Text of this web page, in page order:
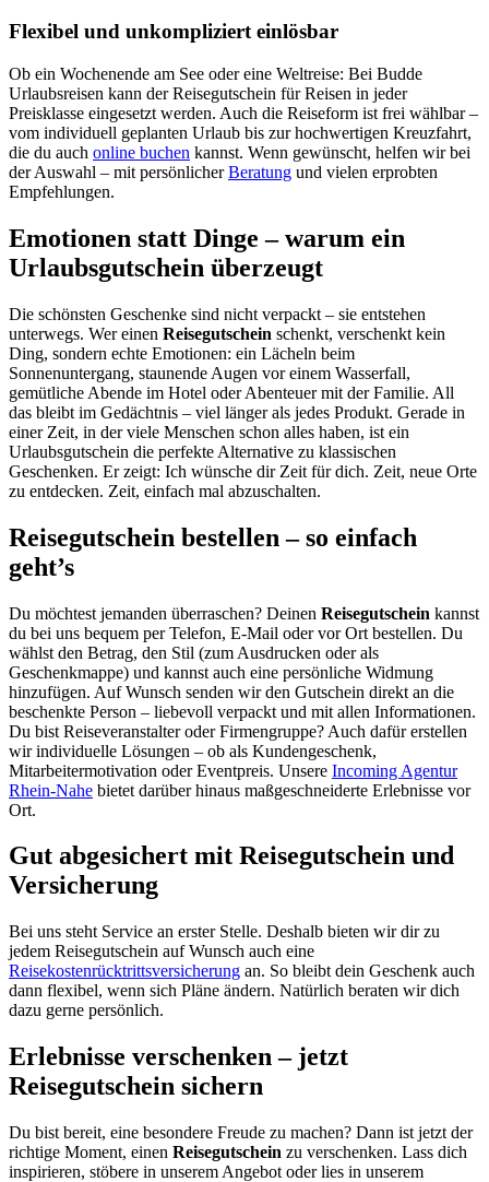
Flexibel und unkompliziert einlösbar
Ob ein Wochenende am See oder eine Weltreise: Bei Budde
Urlaubsreisen kann der Reisegutschein für Reisen in jeder
Preisklasse eingesetzt werden. Auch die Reiseform ist frei wählbar –
vom individuell geplanten Urlaub bis zur hochwertigen Kreuzfahrt,
die du auch online buchen kannst. Wenn gewünscht, helfen wir bei
der Auswahl – mit persönlicherBeratung und vielen erprobten
Empfehlungen.
Emotionen statt Dinge – warum ein
Urlaubsgutschein überzeugt
Die schönsten Geschenke sind nicht verpackt – sie entstehen
unterwegs. Wer einen Reisegutschein schenkt, verschenkt kein
Ding, sondern echte Emotionen: ein Lächeln beim
Sonnenuntergang, staunende Augen vor einem Wasserfall,
gemütliche Abende im Hotel oder Abenteuer mit der Familie. All
das bleibt im Gedächtnis – viel länger als jedes Produkt. Gerade in
einer Zeit, in der viele Menschen schon alles haben, ist ein
Urlaubsgutschein die perfekte Alternative zu klassischen
Geschenken. Er zeigt: Ich wünsche dir Zeit für dich. Zeit, neue Orte
zu entdecken. Zeit, einfach mal abzuschalten.
Reisegutschein bestellen – so einfach
geht’s
Du möchtest jemanden überraschen? Deinen Reisegutschein kannst
du bei uns bequem per Telefon, E-Mail oder vor Ort bestellen. Du
wählst den Betrag, den Stil (zum Ausdrucken oder als
Geschenkmappe) und kannst auch eine persönliche Widmung
hinzufügen. Auf Wunsch senden wir den Gutschein direkt an die
beschenkte Person – liebevoll verpackt und mit allen Informationen.
Du bist Reiseveranstalter oder Firmengruppe? Auch dafür erstellen
wir individuelle Lösungen – ob als Kundengeschenk,
Mitarbeitermotivation oder Eventpreis. Unsere Incoming Agentur
Rhein-Nahe bietet darüber hinaus maßgeschneiderte Erlebnisse vor
Ort.
Gut abgesichert mit Reisegutschein und
Versicherung
Bei uns steht Service an erster Stelle. Deshalb bieten wir dir zu
jedem Reisegutschein auf Wunsch auch eine
Reisekostenrücktrittsversicherung an. So bleibt dein Geschenk auch
dann flexibel, wenn sich Pläne ändern. Natürlich beraten wir dich
dazu gerne persönlich.
Erlebnisse verschenken – jetzt
Reisegutschein sichern
Du bist bereit, eine besondere Freude zu machen? Dann ist jetzt der
richtige Moment, einen Reisegutschein zu verschenken. Lass dich
inspirieren, stöbere in unserem Angebot oder lies in unserem